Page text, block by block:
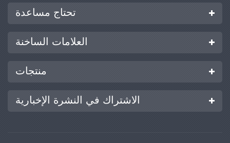
تحتاج مساعدة
العلامات الساخنة
منتجات
الاشتراك في النشرة الإخبارية